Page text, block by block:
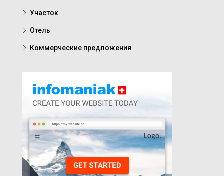
Участок
Отель
Коммерческие предложения